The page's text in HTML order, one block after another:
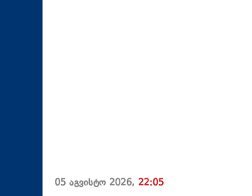
05 აგვისტო 2026, 22:05